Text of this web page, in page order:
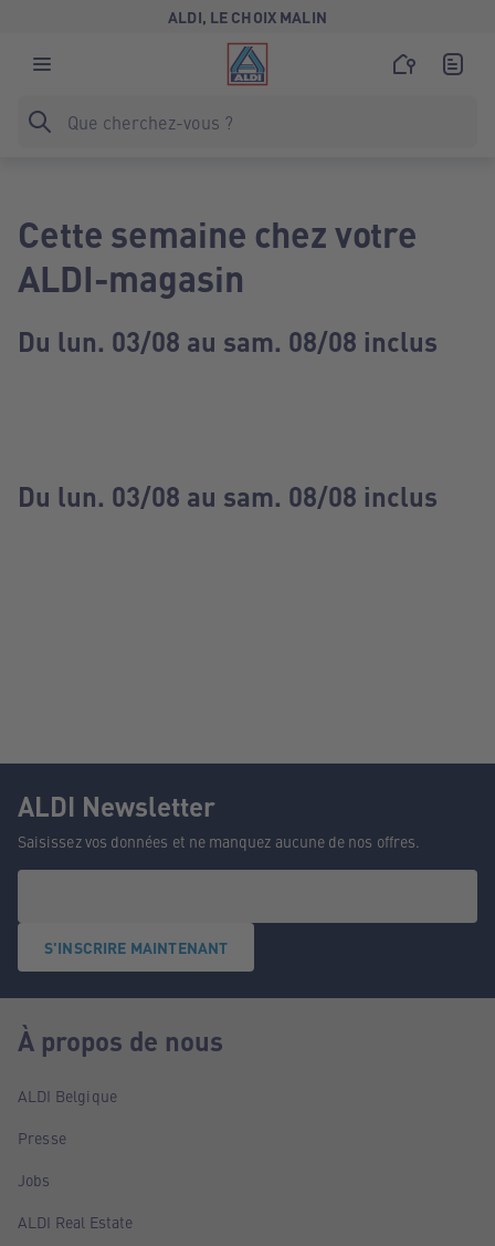
ALDI, LE CHOIX MALIN
Cette semaine chez votre
ALDI-magasin
Du lun. 03/08 au sam. 08/08 inclus
Du lun. 03/08 au sam. 08/08 inclus
ALDI Newsletter
Saisissez vos données et ne manquez aucune de nos offres.
S'INSCRIRE MAINTENANT
À propos de nous
ALDI Belgique
Presse
Jobs
ALDI Real Estate